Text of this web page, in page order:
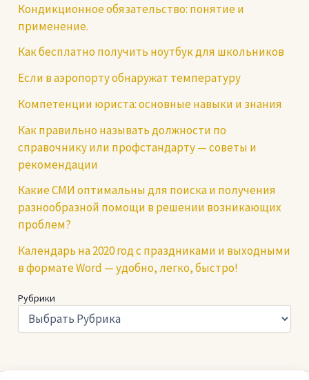
Кондикционное обязательство: понятие и
применение.
Как бесплатно получить ноутбук для школьников
Если в аэропорту обнаружат температуру
Компетенции юриста: основные навыки и знания
Как правильно называть должности по
справочнику или профстандарту — советы и
рекомендации
Какие СМИ оптимальны для поиска и получения
разнообразной помощи в решении возникающих
проблем?
Календарь на 2020 год с праздниками и выходными
в формате Word — удобно, легко, быстро!
Рубрики